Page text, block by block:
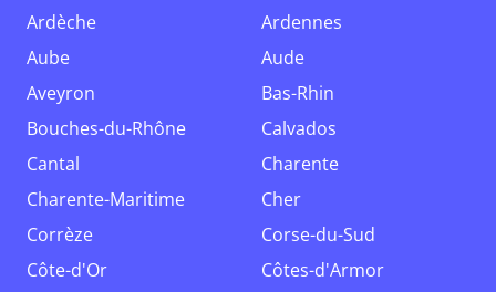
Ardèche
Ardennes
Aube
Aude
Aveyron
Bas-Rhin
Bouches-du-Rhône
Calvados
Cantal
Charente
Charente-Maritime
Cher
Corrèze
Corse-du-Sud
Côte-d'Or
Côtes-d'Armor